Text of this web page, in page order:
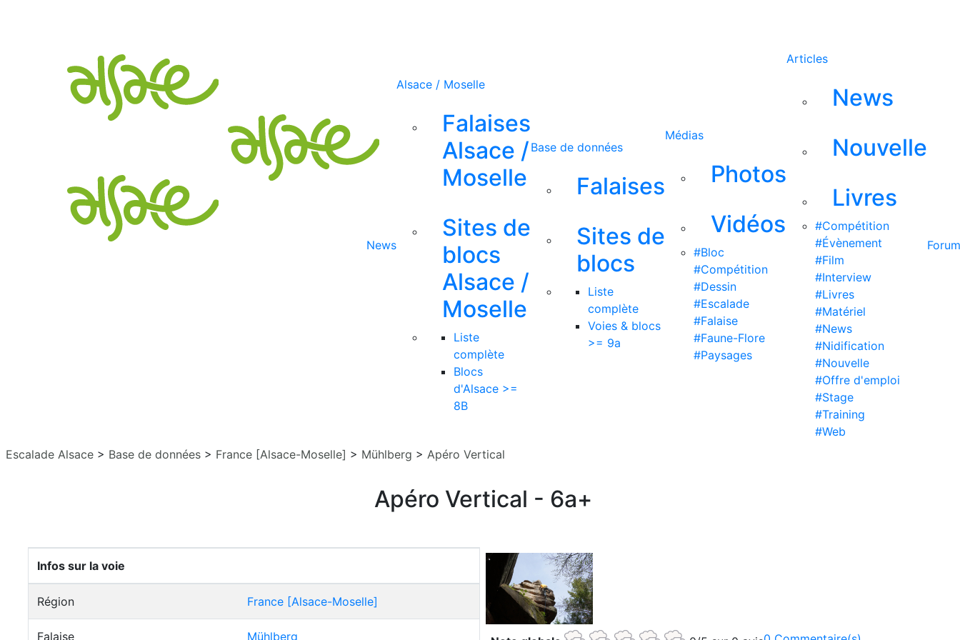
News
Alsace / Moselle
Falaises
Alsace /
Moselle
Sites de
blocs
Alsace /
Moselle
Liste
complète
Blocs
d'Alsace >=
8B
Base de données
Falaises
Sites de
blocs
Liste
complète
Voies & blocs
>= 9a
Médias
Photos
Vidéos
#Bloc
#Compétition
#Dessin
#Escalade
#Falaise
#Faune-Flore
#Paysages
Articles
News
Nouvelle
Livres
#Compétition
#Évènement
#Film
#Interview
#Livres
#Matériel
#News
#Nidification
#Nouvelle
#Offre d'emploi
#Stage
#Training
#Web
Forum
Escalade Alsace > Base de données > France [Alsace-Moselle] > Mühlberg > Apéro Vertical
Apéro Vertical - 6a+
Infos sur la voie
Région France [Alsace-Moselle]
Falaise Mühlberg